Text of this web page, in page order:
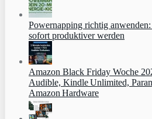
Powernapping richtig
sofort produktiver werden
Amazon Black Friday Woche
Audible, Kindle Unlimited,
Amazon Hardware